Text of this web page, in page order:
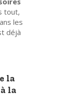
tout,
les
déjà
la
la